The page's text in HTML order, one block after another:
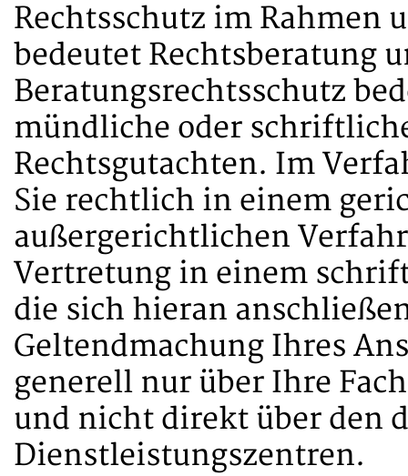
Rechtsschutz im Rahmen
bedeutet Rechtsberatung
Beratungsrechtsschutz
mündliche oder
Rechtsgutachten. Im
Sie rechtlich in einem
außergerichtlichen
Vertretung in einem
die sich hieran
Geltendmachung Ihres
generell nur über Ihre
und nicht direkt über den
Dienstleistungszentren.